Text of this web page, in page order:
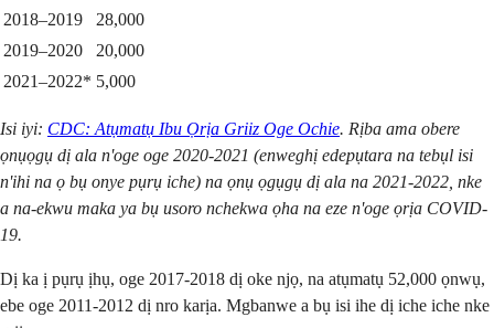
2018–2019
28,000
2019–2020
20,000
2021–2022* 5,000
Isi iyi: CDC: Atụmatụ Ibu Ọrịa Griiz Oge Ochie. Rịba ama obere
ọnụọgụ dị ala n'oge oge 2020-2021 (enweghị edepụtara na tebụl isi
n'ihi na ọ bụ onye pụrụ iche) na ọnụ ọgụgụ dị ala na 2021-2022, nke
a na-ekwu maka ya bụ usoro nchekwa ọha na eze n'oge ọrịa COVID-
19.
Dị ka ị pụrụ ịhụ, oge 2017-2018 dị oke njọ, na atụmatụ 52,000 ọnwụ,
ebe oge 2011-2012 dị nro karịa. Mgbanwe a bụ isi ihe dị iche iche nke